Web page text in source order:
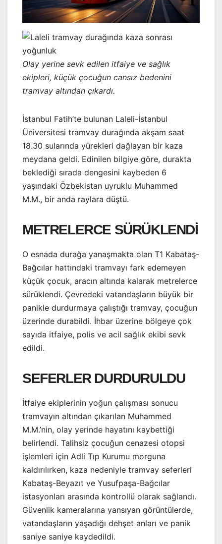
Olay yerine sevk edilen itfaiye ve sağlık
ekipleri, küçük çocuğun cansız bedenini
tramvay altından çıkardı.
İstanbul Fatih’te bulunan Laleli-İstanbul
Üniversitesi tramvay durağında akşam saat
18.30 sularında yürekleri dağlayan bir kaza
meydana geldi. Edinilen bilgiye göre, durakta
beklediği sırada dengesini kaybeden 6
yaşındaki Özbekistan uyruklu Muhammed
M.M., bir anda raylara düştü.
METRELERCE SÜRÜKLENDİ
O esnada durağa yanaşmakta olan T1 Kabataş-
Bağcılar hattındaki tramvayı fark edemeyen
küçük çocuk, aracın altında kalarak metrelerce
sürüklendi. Çevredeki vatandaşların büyük bir
panikle durdurmaya çalıştığı tramvay, çocuğun
üzerinde durabildi. İhbar üzerine bölgeye çok
sayıda itfaiye, polis ve acil sağlık ekibi sevk
edildi.
SEFERLER DURDURULDU
İtfaiye ekiplerinin yoğun çalışması sonucu
tramvayın altından çıkarılan Muhammed
M.M.’nin, olay yerinde hayatını kaybettiği
belirlendi. Talihsiz çocuğun cenazesi otopsi
işlemleri için Adli Tıp Kurumu morguna
kaldırılırken, kaza nedeniyle tramvay seferleri
Kabataş-Beyazıt ve Yusufpaşa-Bağcılar
istasyonları arasında kontrollü olarak sağlandı.
Güvenlik kameralarına yansıyan görüntülerde,
vatandaşların yaşadığı dehşet anları ve panik
saniye saniye kaydedildi.